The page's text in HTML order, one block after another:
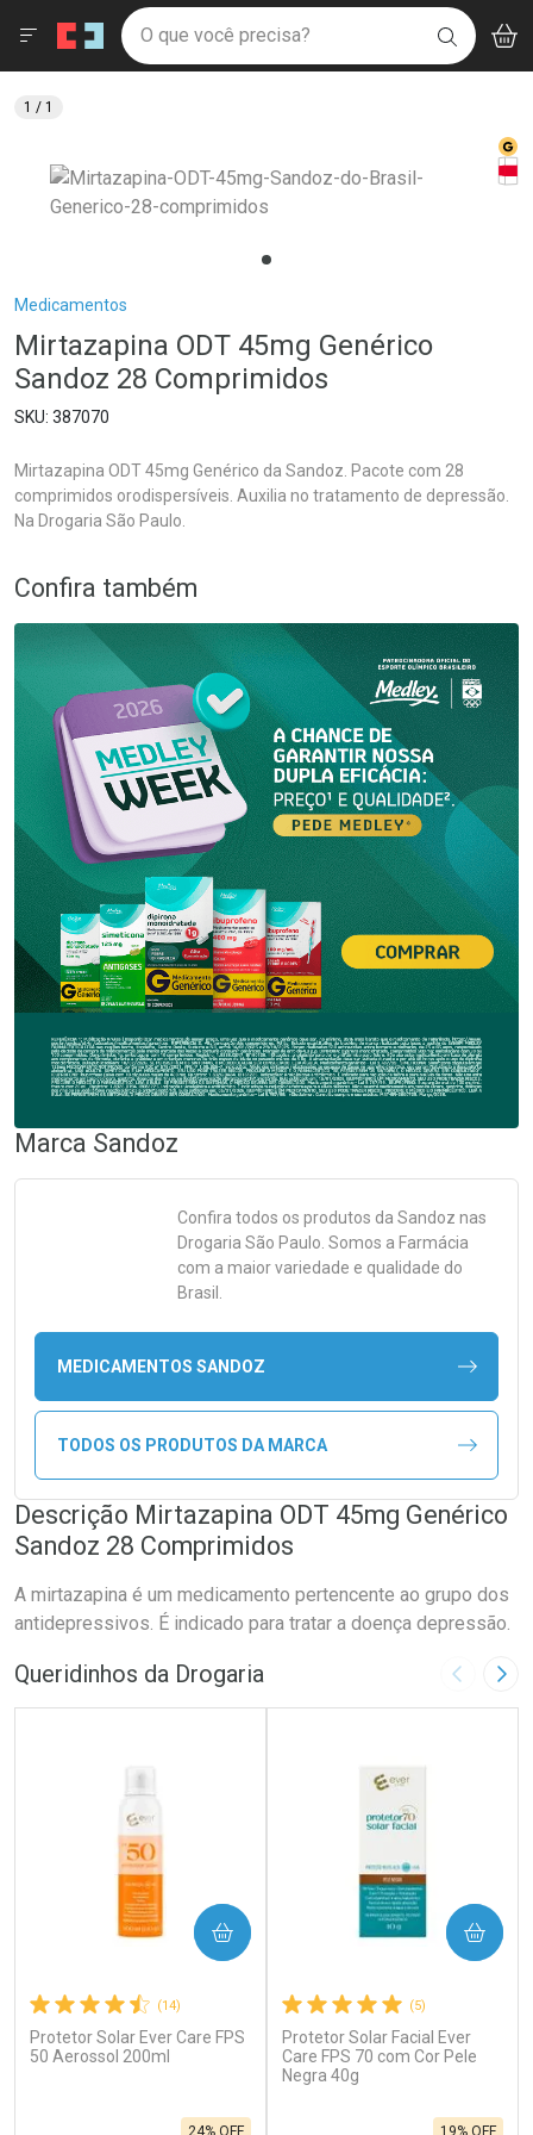
Drogaria São Paulo
Ir direto para a home
pela página
Ir direto para o conteúdo
Ir direto para a busca
Ir direto para a conta
Ir direto para a notificações
Ir direto para o carrinho
Ir direto para o menu
Faça a sua busca
O que você precisa? BUSCAR
Menu
Breadcrumb
Medicamentos
Mirtazapina ODT 45mg Genérico
Sandoz 28 Comprimidos
387070
Mirtazapina ODT 45mg Genérico da Sandoz. Pacote com 28
comprimidos orodispersíveis. Auxilia no tratamento de depressão.
Na Drogaria São Paulo.
1 / 1
Confira também
Marca Sandoz
Confira todos os produtos da Sandoz nas
Drogaria São Paulo. Somos a Farmácia
com a maior variedade e qualidade do
Brasil.
MEDICAMENTOS SANDOZ
TODOS OS PRODUTOS DA MARCA
Descrição Mirtazapina ODT 45mg Genérico
Sandoz 28 Comprimidos
A mirtazapina é um medicamento pertencente ao grupo dos
antidepressivos. É indicado para tratar a doença depressão.
Queridinhos da Drogaria Imagem
(14)
Protetor Solar Ever Care FPS
50 Aerossol 200ml
24% OFF
COMPRAR
(5)
Protetor Solar Facial Ever
Care FPS 70 com Cor Pele
Negra 40g
19% OFF
COMPRAR